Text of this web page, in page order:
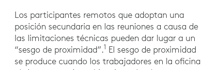
Los participantes remotos que adoptan una
posición secundaria en las reuniones a causa de
las limitaciones técnicas pueden dar lugar a un
“sesgo de proximidad”.1 El sesgo de proximidad
se produce cuando los trabajadores en la oficina